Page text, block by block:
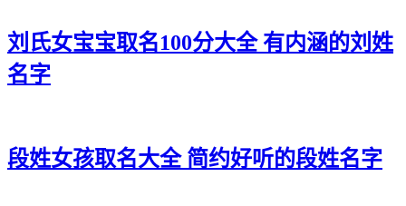
30、蓓欣、馨恩、碧甜、倩波、秋珠
33、思霄、爱裳、忆爱、歆若、悦沐
刘氏女宝宝取名100分大全 有内涵的刘姓
名字
段姓女孩取名大全 简约好听的段姓名字